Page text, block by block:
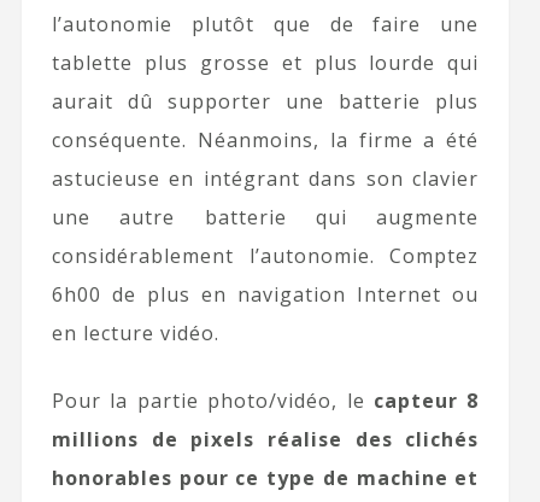
l’autonomie plutôt que de faire une
tablette plus grosse et plus lourde qui
aurait dû supporter une batterie plus
conséquente. Néanmoins, la firme a été
astucieuse en intégrant dans son clavier
une autre batterie qui augmente
considérablement l’autonomie. Comptez
6h00 de plus en navigation Internet ou
en lecture vidéo.
Pour la partie photo/vidéo, le capteur 8
millions de pixels réalise des clichés
honorables pour ce type de machine et